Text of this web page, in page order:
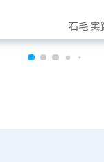
石毛 実